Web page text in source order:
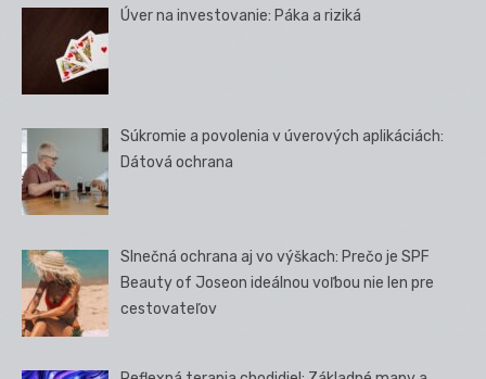
Úver na investovanie: Páka a riziká
Súkromie a povolenia v úverových aplikáciách:
Dátová ochrana
Slnečná ochrana aj vo výškach: Prečo je SPF
Beauty of Joseon ideálnou voľbou nie len pre
cestovateľov